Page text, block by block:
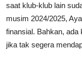
saat klub-klub lain
musim 2024/2025,
finansial. Bahkan,
jika tak segera